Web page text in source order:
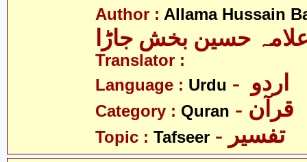
Author : Allama Hussain
حسین بخش جاڑا
Translator :
Language : Urdu
Category : Quran - قرآن
Topic : Tafseer - تفسیر